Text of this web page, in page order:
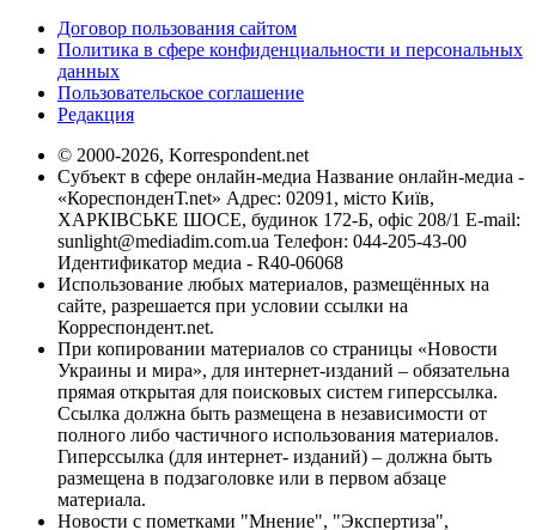
Договор пользования сайтом
Политика в сфере конфиденциальности и персональных
данных
Пользовательское соглашение
Редакция
© 2000-2026, Korrespondent.net
Субъект в сфере онлайн-медиа Название онлайн-медиа -
«КореспонденТ.net» Адрес: 02091, місто Київ,
ХАРКІВСЬКЕ ШОСЕ, будинок 172-Б, офіс 208/1 E-mail:
sunlight@mediadim.com.ua Телефон: 044-205-43-00
Идентификатор медиа - R40-06068
Использование любых материалов, размещённых на
сайте, разрешается при условии ссылки на
Корреспондент.net.
При копировании материалов со страницы «Новости
Украины и мира», для интернет-изданий – обязательна
прямая открытая для поисковых систем гиперссылка.
Ссылка должна быть размещена в независимости от
полного либо частичного использования материалов.
Гиперссылка (для интернет- изданий) – должна быть
размещена в подзаголовке или в первом абзаце
материала.
Новости с пометками "Мнение", "Экспертиза",